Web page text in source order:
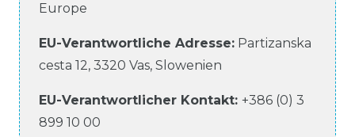
Europe
EU-Verantwortliche Adresse: Partizanska
cesta 12, 3320 Vas, Slowenien
EU-Verantwortlicher Kontakt: +386 (0) 3
899 10 00